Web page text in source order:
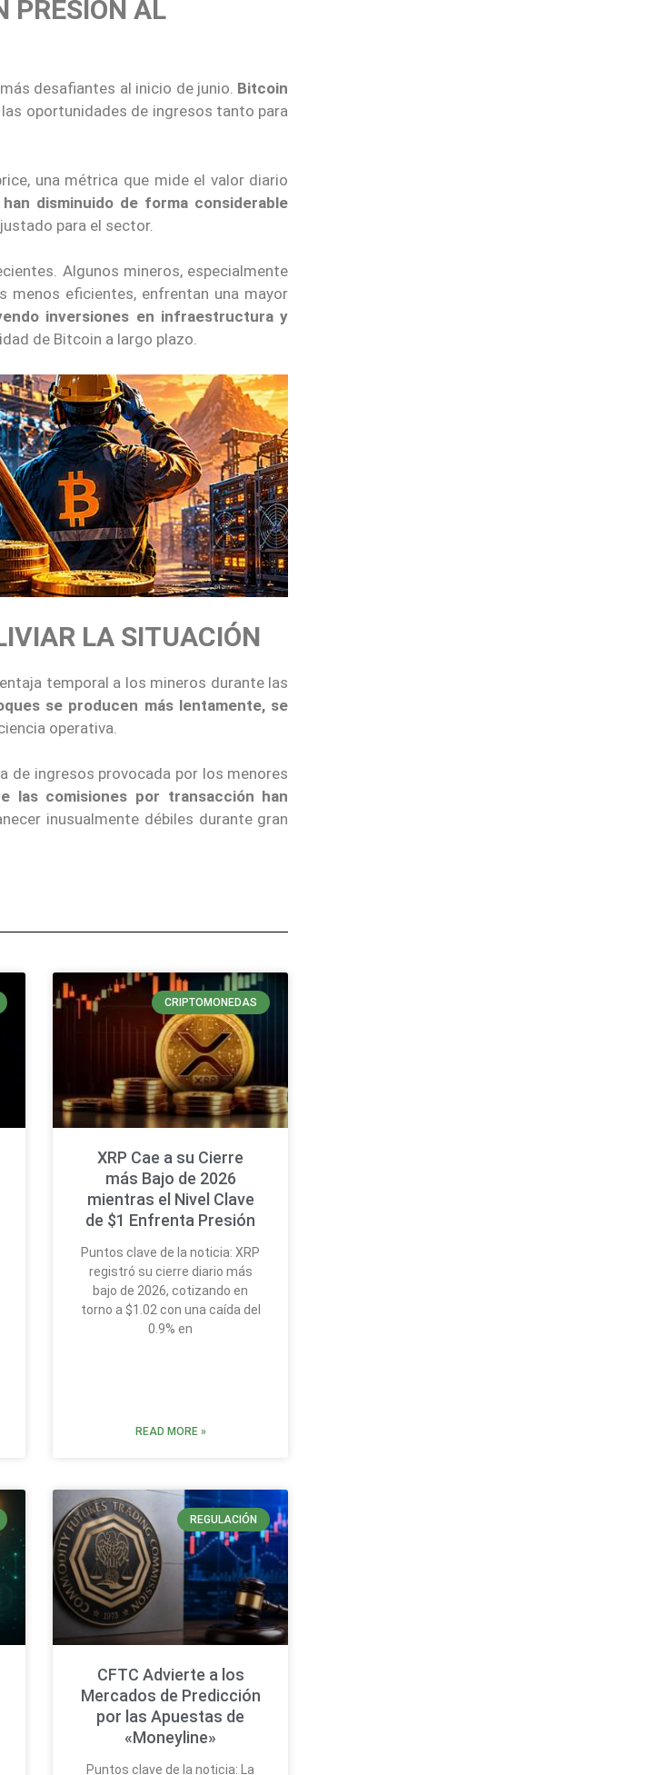
PRESIÓN AL
desafiantes al inicio de junio. Bitcoin
oportunidades de ingresos tanto para
una métrica que mide el valor diario
disminuido de forma considerable
para el sector.
Algunos mineros, especialmente
menos eficientes, enfrentan una mayor
inversiones en infraestructura y
de Bitcoin a largo plazo.
LA SITUACIÓN
temporal a los mineros durante las
se producen más lentamente, se
operativa.
de ingresos provocada por los menores
las comisiones por transacción han
inusualmente débiles durante gran
CRIPTOMONEDAS
XRP Cae a su Cierre
más Bajo de 2026
mientras el Nivel Clave
de $1 Enfrenta Presión
Puntos clave de la noticia: XRP
registró su cierre diario más
bajo de 2026, cotizando en
torno a $1.02 con una caída del
0.9% en
READ MORE »
REGULACIÓN
CFTC Advierte a los
Mercados de Predicción
por las Apuestas de
«Moneyline»
Puntos clave de la noticia: La